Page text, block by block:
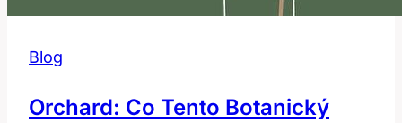
Blog
Orchard: Co Tento Botanický